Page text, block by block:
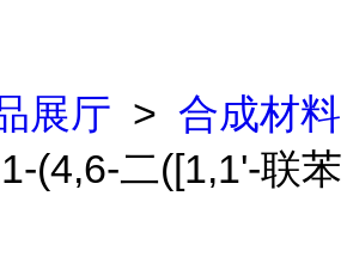
展厅 > 合成材料
(4,6-二([1,1'-联苯